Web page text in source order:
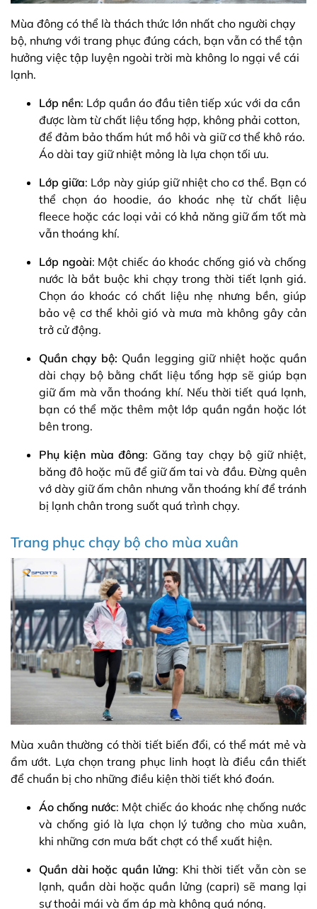
Mùa đông có thể là thách thức lớn nhất cho người chạy
bộ, nhưng với trang phục đúng cách, bạn vẫn có thể tận
hưởng việc tập luyện ngoài trời mà không lo ngại về cái
lạnh.
Lớp nền: Lớp quần áo đầu tiên tiếp xúc với da cần
được làm từ chất liệu tổng hợp, không phải cotton,
để đảm bảo thấm hút mồ hôi và giữ cơ thể khô ráo.
Áo dài tay giữ nhiệt mỏng là lựa chọn tối ưu.
Lớp giữa: Lớp này giúp giữ nhiệt cho cơ thể. Bạn có
thể chọn áo hoodie, áo khoác nhẹ từ chất liệu
fleece hoặc các loại vải có khả năng giữ ấm tốt mà
vẫn thoáng khí.
Lớp ngoài: Một chiếc áo khoác chống gió và chống
nước là bắt buộc khi chạy trong thời tiết lạnh giá.
Chọn áo khoác có chất liệu nhẹ nhưng bền, giúp
bảo vệ cơ thể khỏi gió và mưa mà không gây cản
trở cử động.
Quần chạy bộ: Quần legging giữ nhiệt hoặc quần
dài chạy bộ bằng chất liệu tổng hợp sẽ giúp bạn
giữ ấm mà vẫn thoáng khí. Nếu thời tiết quá lạnh,
bạn có thể mặc thêm một lớp quần ngắn hoặc lót
bên trong.
Phụ kiện mùa đông: Găng tay chạy bộ giữ nhiệt,
băng đô hoặc mũ để giữ ấm tai và đầu. Đừng quên
vớ dày giữ ấm chân nhưng vẫn thoáng khí để tránh
bị lạnh chân trong suốt quá trình chạy.
Trang phục chạy bộ cho mùa xuân
Mùa xuân thường có thời tiết biến đổi, có thể mát mẻ và
ẩm ướt. Lựa chọn trang phục linh hoạt là điều cần thiết
để chuẩn bị cho những điều kiện thời tiết khó đoán.
Áo chống nước: Một chiếc áo khoác nhẹ chống nước
và chống gió là lựa chọn lý tưởng cho mùa xuân,
khi những cơn mưa bất chợt có thể xuất hiện.
Quần dài hoặc quần lửng: Khi thời tiết vẫn còn se
lạnh, quần dài hoặc quần lửng (capri) sẽ mang lại
sự thoải mái và ấm áp mà không quá nóng.